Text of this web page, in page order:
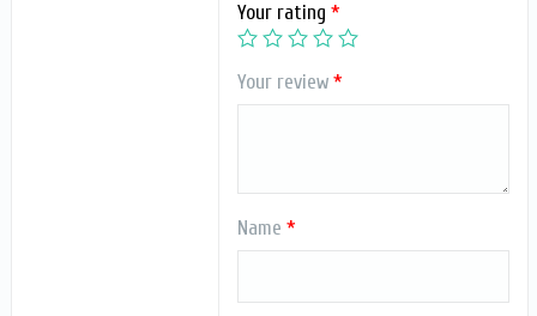
Your rating*
Your review*
Name*